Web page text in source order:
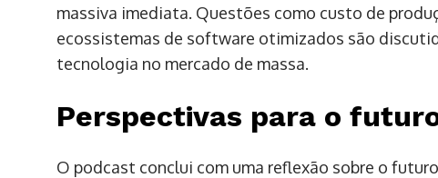
massiva imediata. Questões como custo de
ecossistemas de software otimizados são
tecnologia no mercado de massa.
Perspectivas para o
O podcast conclui com uma reflexão sobre o